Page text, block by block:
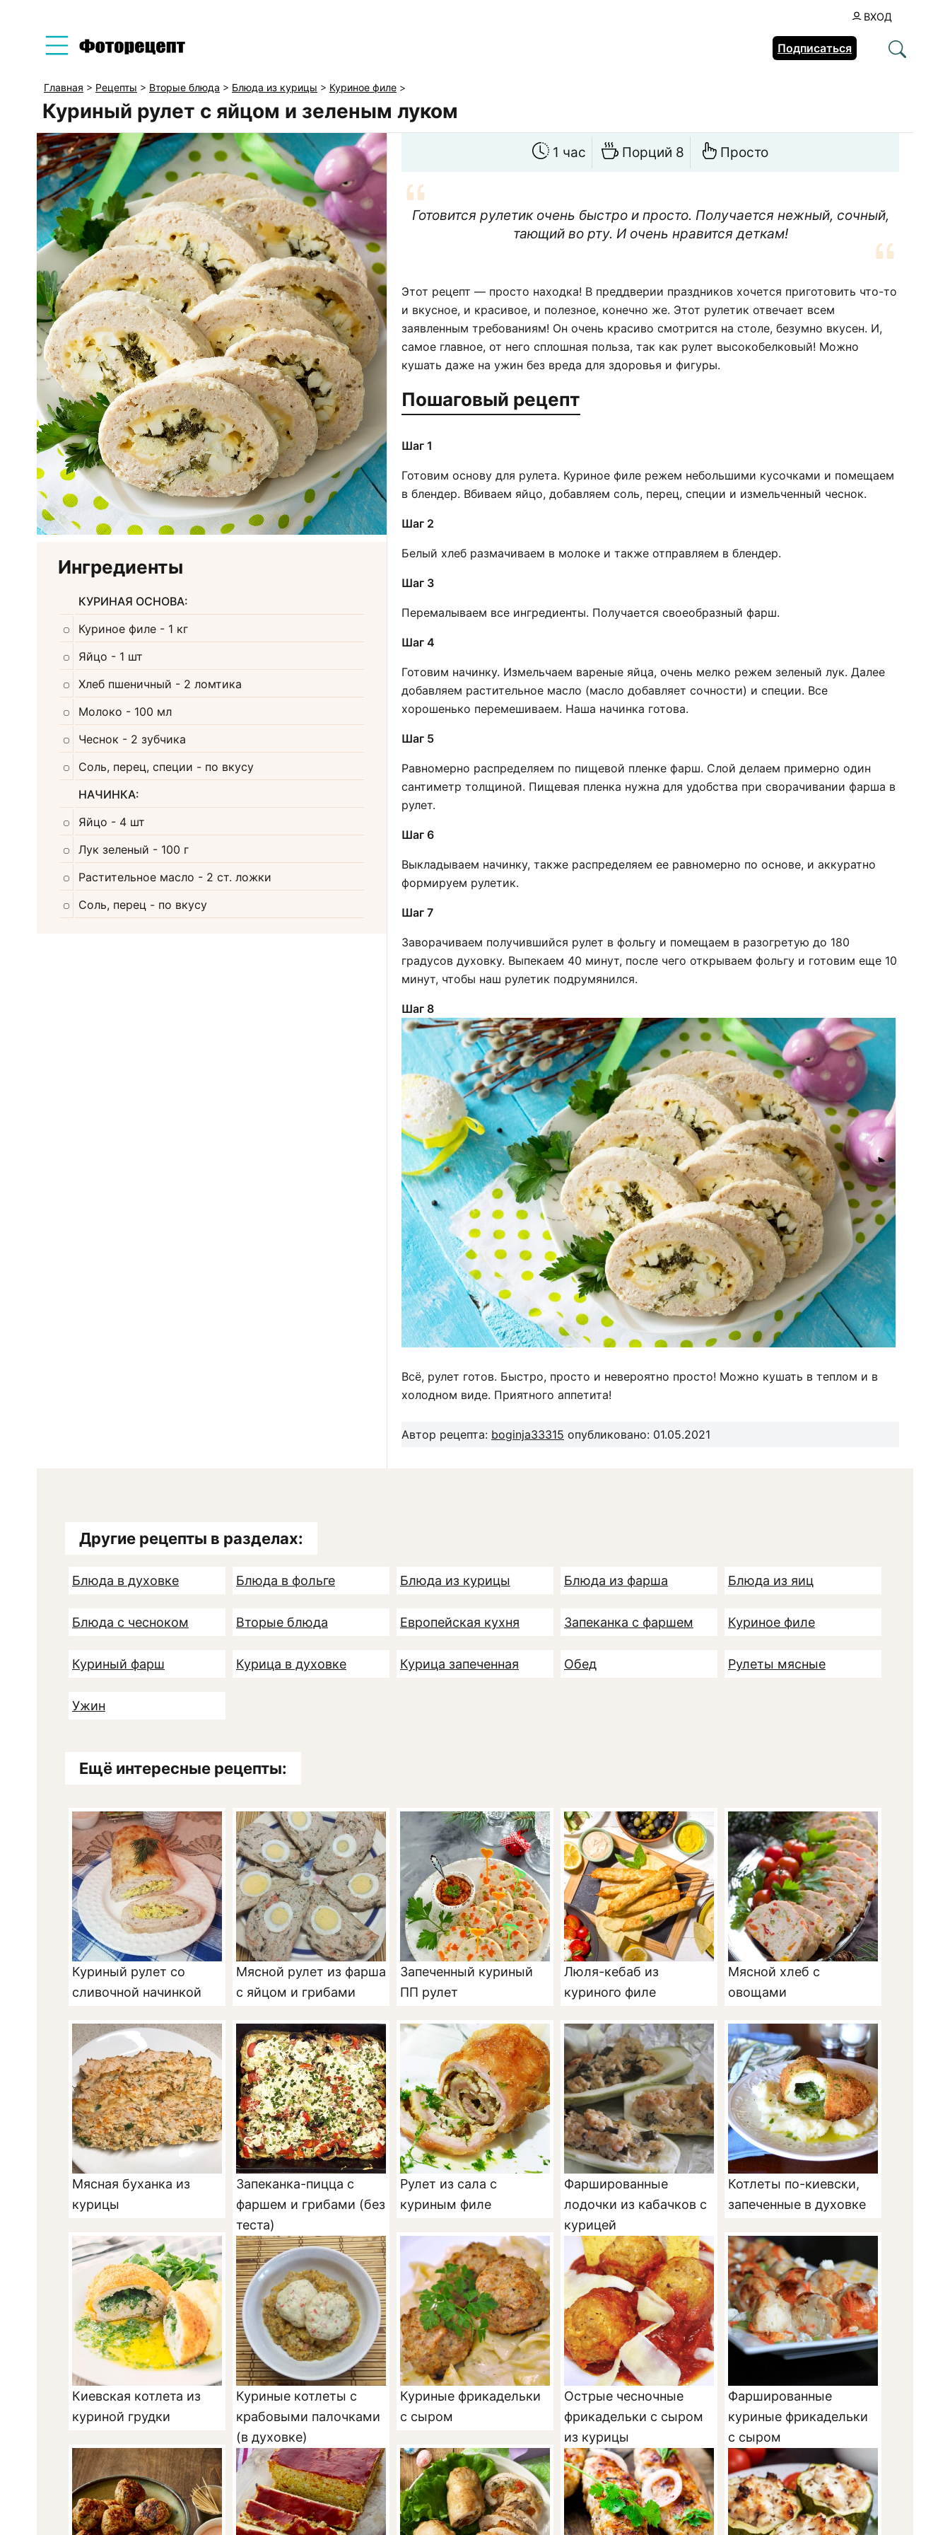
ВХОД
Подписаться
Главная > Рецепты > Вторые блюда > Блюда из курицы > Куриное филе >
Куриный рулет с яйцом и зеленым луком
Ингредиенты
КУРИНАЯ ОСНОВА:
Куриное филе - 1 кг
Яйцо - 1 шт
Хлеб пшеничный - 2 ломтика
Молоко - 100 мл
Чеснок - 2 зубчика
Соль, перец, специи - по вкусу
НАЧИНКА:
Яйцо - 4 шт
Лук зеленый - 100 г
Растительное масло - 2 ст. ложки
Соль, перец - по вкусу
1 час Порций 8 Просто
Готовится рулетик очень быстро и просто. Получается нежный, сочный,
тающий во рту. И очень нравится деткам!
Этот рецепт — просто находка! В преддверии праздников хочется приготовить что-то
и вкусное, и красивое, и полезное, конечно же. Этот рулетик отвечает всем
заявленным требованиям! Он очень красиво смотрится на столе, безумно вкусен. И,
самое главное, от него сплошная польза, так как рулет высокобелковый! Можно
кушать даже на ужин без вреда для здоровья и фигуры.
Пошаговый рецепт
Шаг 1
Готовим основу для рулета. Куриное филе режем небольшими кусочками и помещаем
в блендер. Вбиваем яйцо, добавляем соль, перец, специи и измельченный чеснок.
Шаг 2
Белый хлеб размачиваем в молоке и также отправляем в блендер.
Шаг 3
Перемалываем все ингредиенты. Получается своеобразный фарш.
Шаг 4
Готовим начинку. Измельчаем вареные яйца, очень мелко режем зеленый лук. Далее
добавляем растительное масло (масло добавляет сочности) и специи. Все
хорошенько перемешиваем. Наша начинка готова.
Шаг 5
Равномерно распределяем по пищевой пленке фарш. Слой делаем примерно один
сантиметр толщиной. Пищевая пленка нужна для удобства при сворачивании фарша в
рулет.
Шаг 6
Выкладываем начинку, также распределяем ее равномерно по основе, и аккуратно
формируем рулетик.
Шаг 7
Заворачиваем получившийся рулет в фольгу и помещаем в разогретую до 180
градусов духовку. Выпекаем 40 минут, после чего открываем фольгу и готовим еще 10
минут, чтобы наш рулетик подрумянился.
Шаг 8
Всё, рулет готов. Быстро, просто и невероятно просто! Можно кушать в теплом и в
холодном виде. Приятного аппетита!
Автор рецепта: boginja33315 опубликовано: 01.05.2021
Другие рецепты в разделах:
Блюда в духовке Блюда в фольге Блюда из курицы Блюда из фарша Блюда из яиц
Блюда с чесноком Вторые блюда Европейская кухня Запеканка с фаршем Куриное филе
Куриный фарш Курица в духовке Курица запеченная Обед Рулеты мясные
Ужин
Ещё интересные рецепты:
Куриный рулет со
сливочной начинкой
Мясной рулет из фарша
с яйцом и грибами
Запеченный куриный
ПП рулет
Люля-кебаб из
куриного филе
Мясной хлеб с
овощами
Мясная буханка из
курицы
Запеканка-пицца с
фаршем и грибами (без
теста)
Рулет из сала с
куриным филе
Фаршированные
лодочки из кабачков с
курицей
Котлеты по-киевски,
запеченные в духовке
Киевская котлета из
куриной грудки
Куриные котлеты с
крабовыми палочками
(в духовке)
Куриные фрикадельки
с сыром
Острые чесночные
фрикадельки с сыром
из курицы
Фаршированные
куриные фрикадельки
с сыром